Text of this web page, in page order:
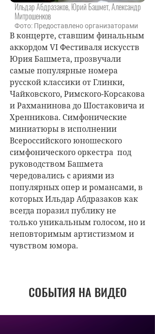
Ильдар Абдразаков, Юрий Башмет, Александр
Митрошенков
Фото: Предоставлено организаторами
В концерте, ставшим финальным
аккордом VI Фестиваля искусств
Юрия Башмета, прозвучали
самые популярные номера
русской классики от Глинки,
Чайковского, Римского-Корсакова
и Рахманинова до Шостаковича и
Хренникова. Симфонические
миниатюры в исполнении
Всероссийского юношеского
симфонического оркестра под
руководством Башмета
чередовались с ариями из
популярных опер и романсами, в
которых Ильдар Абдразаков как
всегда поразил публику не
только уникальным голосом, но и
неповторимым артистизмом и
чувством юмора.
СОБЫТИЯ НА ВИДЕО